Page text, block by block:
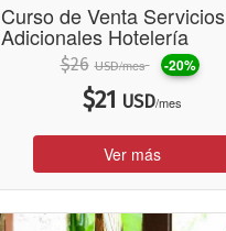
Curso de Venta Servicios
Adicionales Hotelería
$26 USD/mes -20%
$21 USD/mes
Ver más